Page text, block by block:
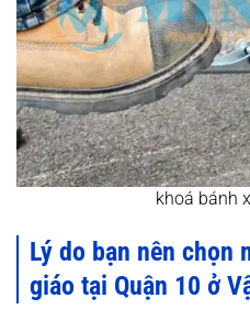
khoá bánh
Lý do bạn nên chọn
giáo tại Quận 10 ở